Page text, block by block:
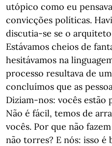
utópico como eu
convicções políticas.
discutia-se se o
Estávamos cheios de
hesitávamos na
processo resultava de
concluímos que as
Diziam-nos: vocês estão
Não é fácil, temos de
vocês. Por que não
não torres? E nós: isso é